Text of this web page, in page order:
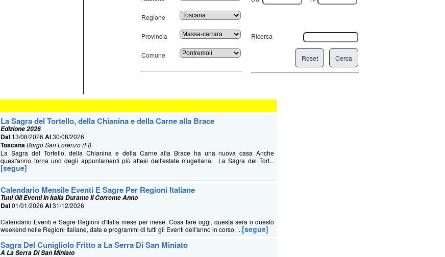
Regione
Provincia
Comune
Ricerca
Cerca
Reset
La Sagra del Tortello, della Chianina e della Carne alla Brace
Edizione 2026
Dal 13/08/2026Al30/08/2026
ToscanaBorgo San Lorenzo (FI)
La Sagra del Tortello, della Chianina e della Carne alla Brace ha una nuova casa Anche
quest'anno torna uno degli appuntamenti più attesi dell'estate mugellana: La Sagra del Tort...
[segue]
Calendario Mensile Eventi E Sagre Per Regioni Italiane
Tutti Gli Eventi In Italia Durante Il Corrente Anno
Dal01/01/2026Al31/12/2026
Calendario Eventi e Sagre Regioni d'Italia mese per mese: Cosa fare oggi, questa sera o questo
weekend nelle Regioni Italiane, date e programmi di tutti gli Eventi dell'anno in corso. ...[segue]
Sagra Del Cunigliolo Fritto a La Serra Di San Miniato
A La Serra Di San Miniato